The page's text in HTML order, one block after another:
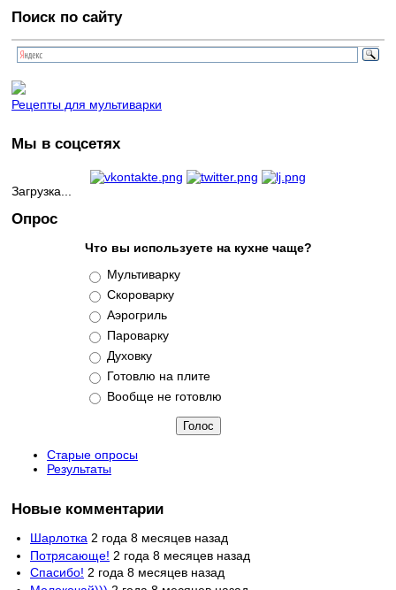
Поиск по сайту
Рецепты для мультиварки
Мы в соцсетях
Загрузка...
Опрос
Что вы используете на кухне чаще?
Варианты
Мультиварку
Скороварку
Аэрогриль
Пароварку
Духовку
Готовлю на плите
Вообще не готовлю
Старые опросы
Результаты
Новые комментарии
Шарлотка 2 года 8 месяцев назад
Потрясающе! 2 года 8 месяцев назад
Спасибо! 2 года 8 месяцев назад